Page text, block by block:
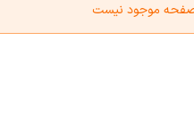
صفحه موجود نیست